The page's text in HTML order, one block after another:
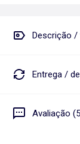
Descrição /
Entrega /
Avaliação